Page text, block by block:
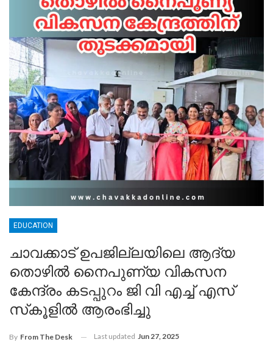
EDUCATION
ചാവക്കാട് ഉപജില്ലയിലെ ആദ്യ
തൊഴില്‍ നൈപുണ്യ വികസന
കേന്ദ്രം കടപ്പുറം ജി വി എച്ച് എസ്
സ്‌കൂളില്‍ ആരംഭിച്ചു
By From The Desk Last updated Jun 27, 2025